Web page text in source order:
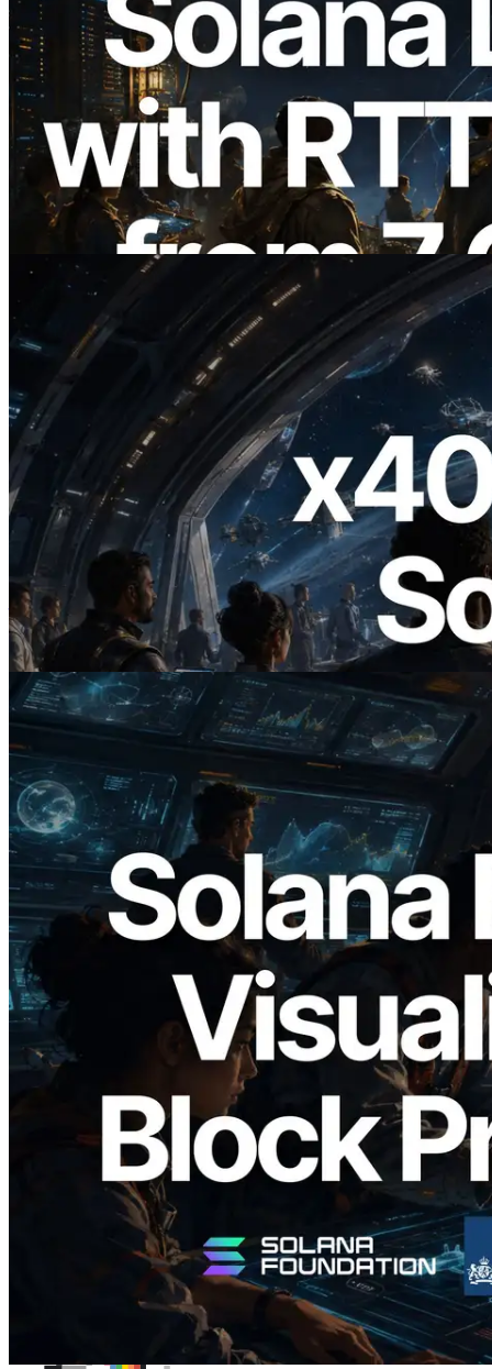
2026.08.05
ERPC 擴展 Solana Leader Slot API：新
增全球 7 個區域的 Ping 測量 —
Validators Information API 同步上線
2026.07.04
ERPC 發布支援 x402 支付的 Solana RPC
— AI Agent 按需為 API 付款的時代開啟
閱讀此文章
2026.05.24
Validators Solutions 釋出 Solana Block
Analyzer — 以 slot 為單位視覺化區塊生
成時間與負責驗證者